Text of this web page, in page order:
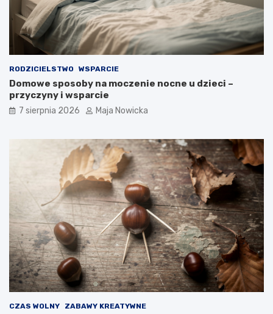
RODZICIELSTWO WSPARCIE
Domowe sposoby na moczenie nocne u dzieci –
przyczyny i wsparcie
7 sierpnia 2026 Maja Nowicka
CZAS WOLNY ZABAWY KREATYWNE